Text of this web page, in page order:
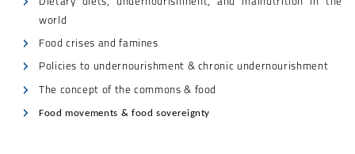
world
Food crises and famines
Policies to undernourishment & chronic undernourishment
The concept of the commons & food
Food movements & food sovereignty